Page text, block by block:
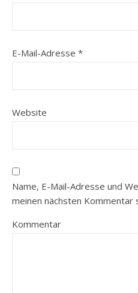
E-Mail-Adresse *
Website
Name, E-Mail-Adresse und
meinen nächsten Kommentar
Kommentar